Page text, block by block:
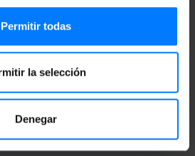
Permitir todas
la selección
Denegar
1